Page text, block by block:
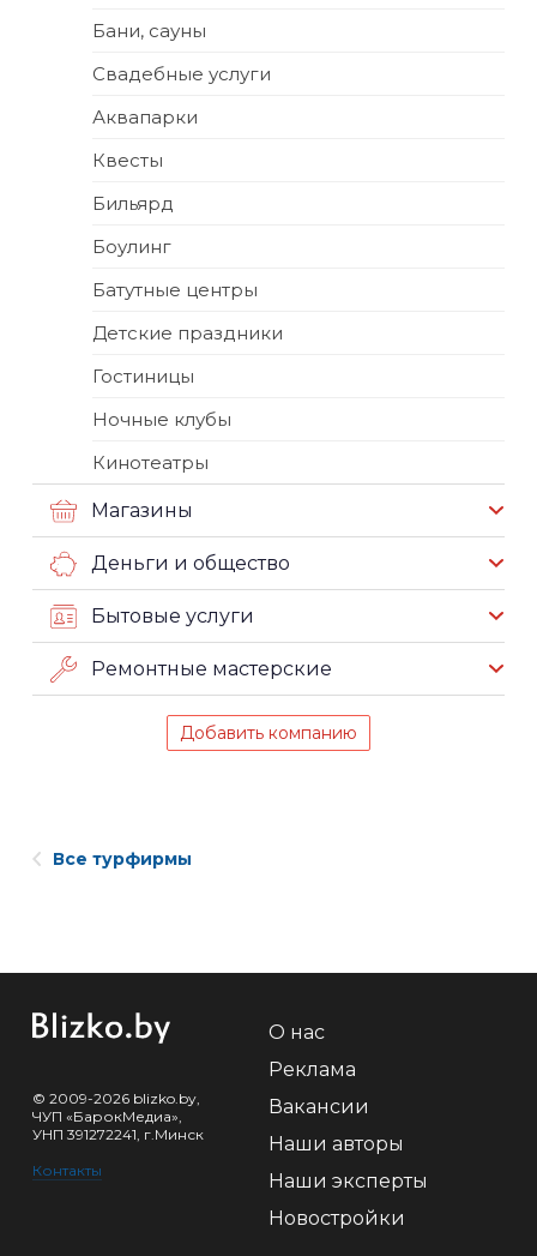
Бани, сауны
Свадебные услуги
Аквапарки
Квесты
Бильярд
Боулинг
Батутные центры
Детские праздники
Гостиницы
Ночные клубы
Кинотеатры
Магазины
Деньги и общество
Бытовые услуги
Ремонтные мастерские
Добавить компанию
Все турфирмы
© 2009-2026 blizko.by,
ЧУП «БарокМедиа»,
УНП 391272241, г.Минск
Контакты
О нас
Реклама
Вакансии
Наши авторы
Наши эксперты
Новостройки